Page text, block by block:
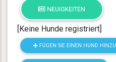
NEUIGKEITEN
[Keine Hunde registriert]
FÜGEN SIE EINEN HUND HINZU